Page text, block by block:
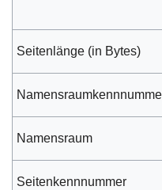
Seitenlänge (in Bytes)
Namensraum
Seitenkennnummer